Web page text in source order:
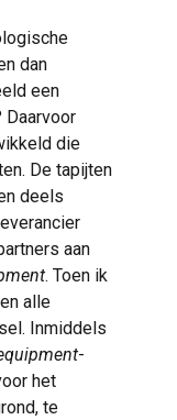
dan
een
Daarvoor
die
De tapijten
deels
aan
. Toen ik
alle
Inmiddels
-
het
te